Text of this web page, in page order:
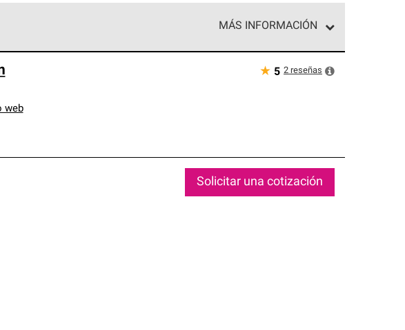
MÁS INFORMACIÓN
de profesionalismo y confiabilidad.
web
★ 5 2 reseñas
Solicitar una cotización